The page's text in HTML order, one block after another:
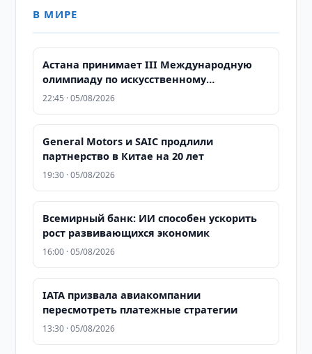
В МИРЕ
Астана принимает III Международную
олимпиаду по искусственному
интеллекту: более 500 школьников из 106
22:45 · 05/08/2026
General Motors и SAIC продлили
партнерство в Китае на 20 лет
19:30 · 05/08/2026
Всемирный банк: ИИ способен ускорить
рост развивающихся экономик
16:00 · 05/08/2026
IATA призвала авиакомпании
пересмотреть платежные стратегии
13:30 · 05/08/2026